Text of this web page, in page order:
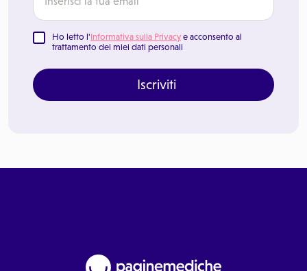
Ho letto l'Informativa sulla Privacy e acconsento al
trattamento dei miei dati personali
Iscriviti